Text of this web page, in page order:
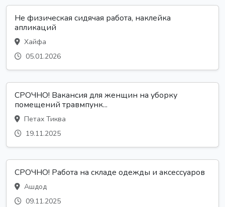
Не физическая сидячая работа, наклейка
апликаций
Хайфа
05.01.2026
СРОЧНО! Вакансия для женщин на уборку
помещений травмпунк...
Петах Тиква
19.11.2025
СРОЧНО! Работа на складе одежды и аксессуаров
Ашдод
09.11.2025